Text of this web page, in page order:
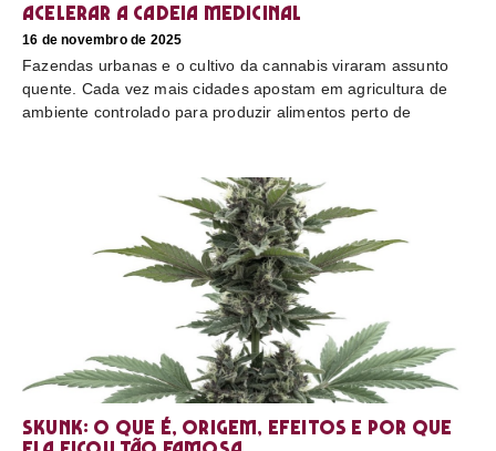
acelerar a cadeia medicinal
16 de novembro de 2025
Fazendas urbanas e o cultivo da cannabis viraram assunto
quente. Cada vez mais cidades apostam em agricultura de
ambiente controlado para produzir alimentos perto de
Skunk: o que é, origem, efeitos e por que